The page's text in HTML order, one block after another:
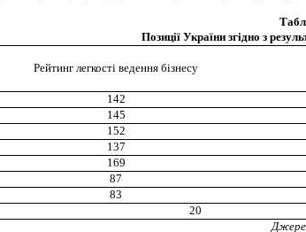
Позиції України згідно з
Рейтинг легкості ведення бізнесу
142
145
152
137
169
87
83
20